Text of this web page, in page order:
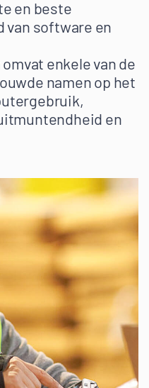
en beste
van software en
enkele van de
namen op het
en